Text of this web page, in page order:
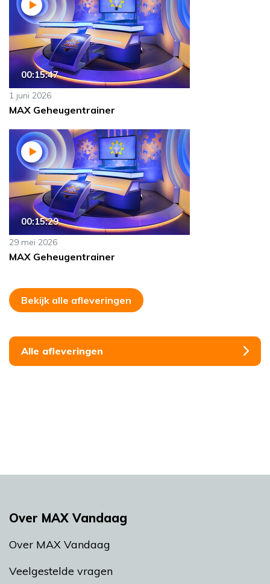
00:15:47
1 juni 2026
MAX Geheugentrainer
00:15:29
29 mei 2026
MAX Geheugentrainer
Bekijk alle afleveringen
Alle afleveringen
Over MAX Vandaag
Over MAX Vandaag
Veelgestelde vragen